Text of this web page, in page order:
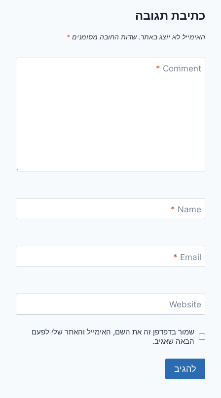
כתיבת תגובה
האימייל לא יוצג באתר. שדות החובה מסומנים *
Comment
*
Name
*
Email
*
Website
שמור בדפדפן זה את השם, האימייל והאתר שלי לפעם
הבאה שאגיב.